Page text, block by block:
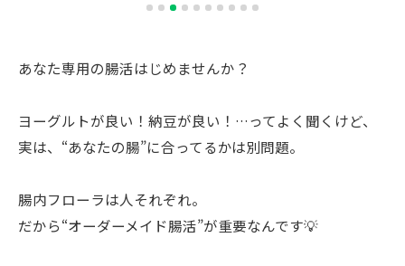
あなた専用の腸活はじめませんか？
ヨーグルトが良い！納豆が良い！…ってよく聞くけど、
実は、“あなたの腸”に合ってるかは別問題。
腸内フローラは人それぞれ。
だから“オーダーメイド腸活”が重要なんです💡